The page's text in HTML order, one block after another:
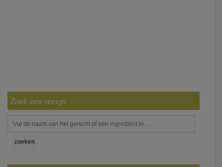
Zoek een recept